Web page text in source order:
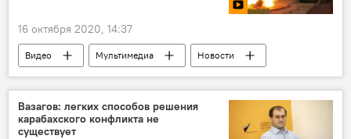
16 октября 2020, 14:37
Видео Мультимедиа Новости
Вазагов: легких способов решения
карабахского конфликта не
существует